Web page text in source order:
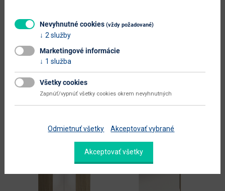
hlavná farba
prevedenie s leskom nie
Zobraziť ďalšie parametre
Nevyhnutné cookies (vždy požadované)
2 služby
Marketingové informácie
1 služba
Všetky cookies
Zapnúť/vypnúť všetky cookies okrem nevyhnutných
Odmietnuť všetky Akceptovať vybrané
Akceptovať všetky